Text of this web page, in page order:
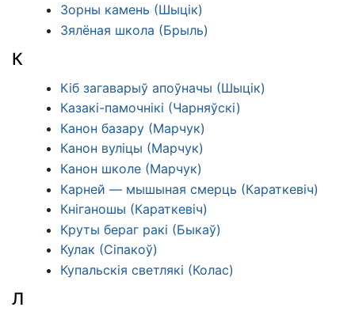
Зорны камень (Шыцік)
Зялёная школа (Брыль)
К
Кіб загаварыў апоўначы (Шыцік)
Казакі-памочнікі (Чарняўскі)
Канон базару (Марчук)
Канон вуліцы (Марчук)
Канон школе (Марчук)
Карней — мышыная смерць (Караткевіч)
Кніганошы (Караткевіч)
Круты бераг ракі (Быкаў)
Кулак (Сіпакоў)
Купальскія светлякі (Колас)
Л